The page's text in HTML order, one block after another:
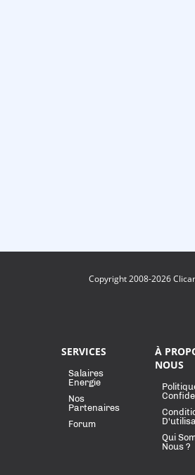
Copyright 2008-2026
SERVICES
Salaires
Energie
Nos
Partenaires
Forum
À
NOUS
Qui
Nous ?